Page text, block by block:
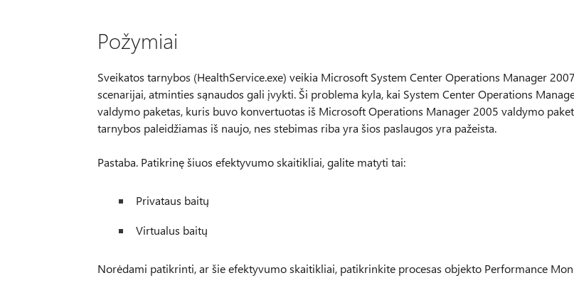
Požymiai
Sveikatos tarnybos (HealthService.exe) veikia Microsoft System Center Operations Manager
scenarijai, atminties sąnaudos gali įvykti. Ši problema kyla, kai System Center Operations
valdymo paketas, kuris buvo konvertuotas iš Microsoft Operations Manager 2005 valdymo
tarnybos paleidžiamas iš naujo, nes stebimas riba yra šios paslaugos yra pažeista.
Pastaba. Patikrinę šiuos efektyvumo skaitikliai, galite matyti tai:
Privataus baitų
Virtualus baitų
Norėdami patikrinti, ar šie efektyvumo skaitikliai, patikrinkite procesas objekto Performance